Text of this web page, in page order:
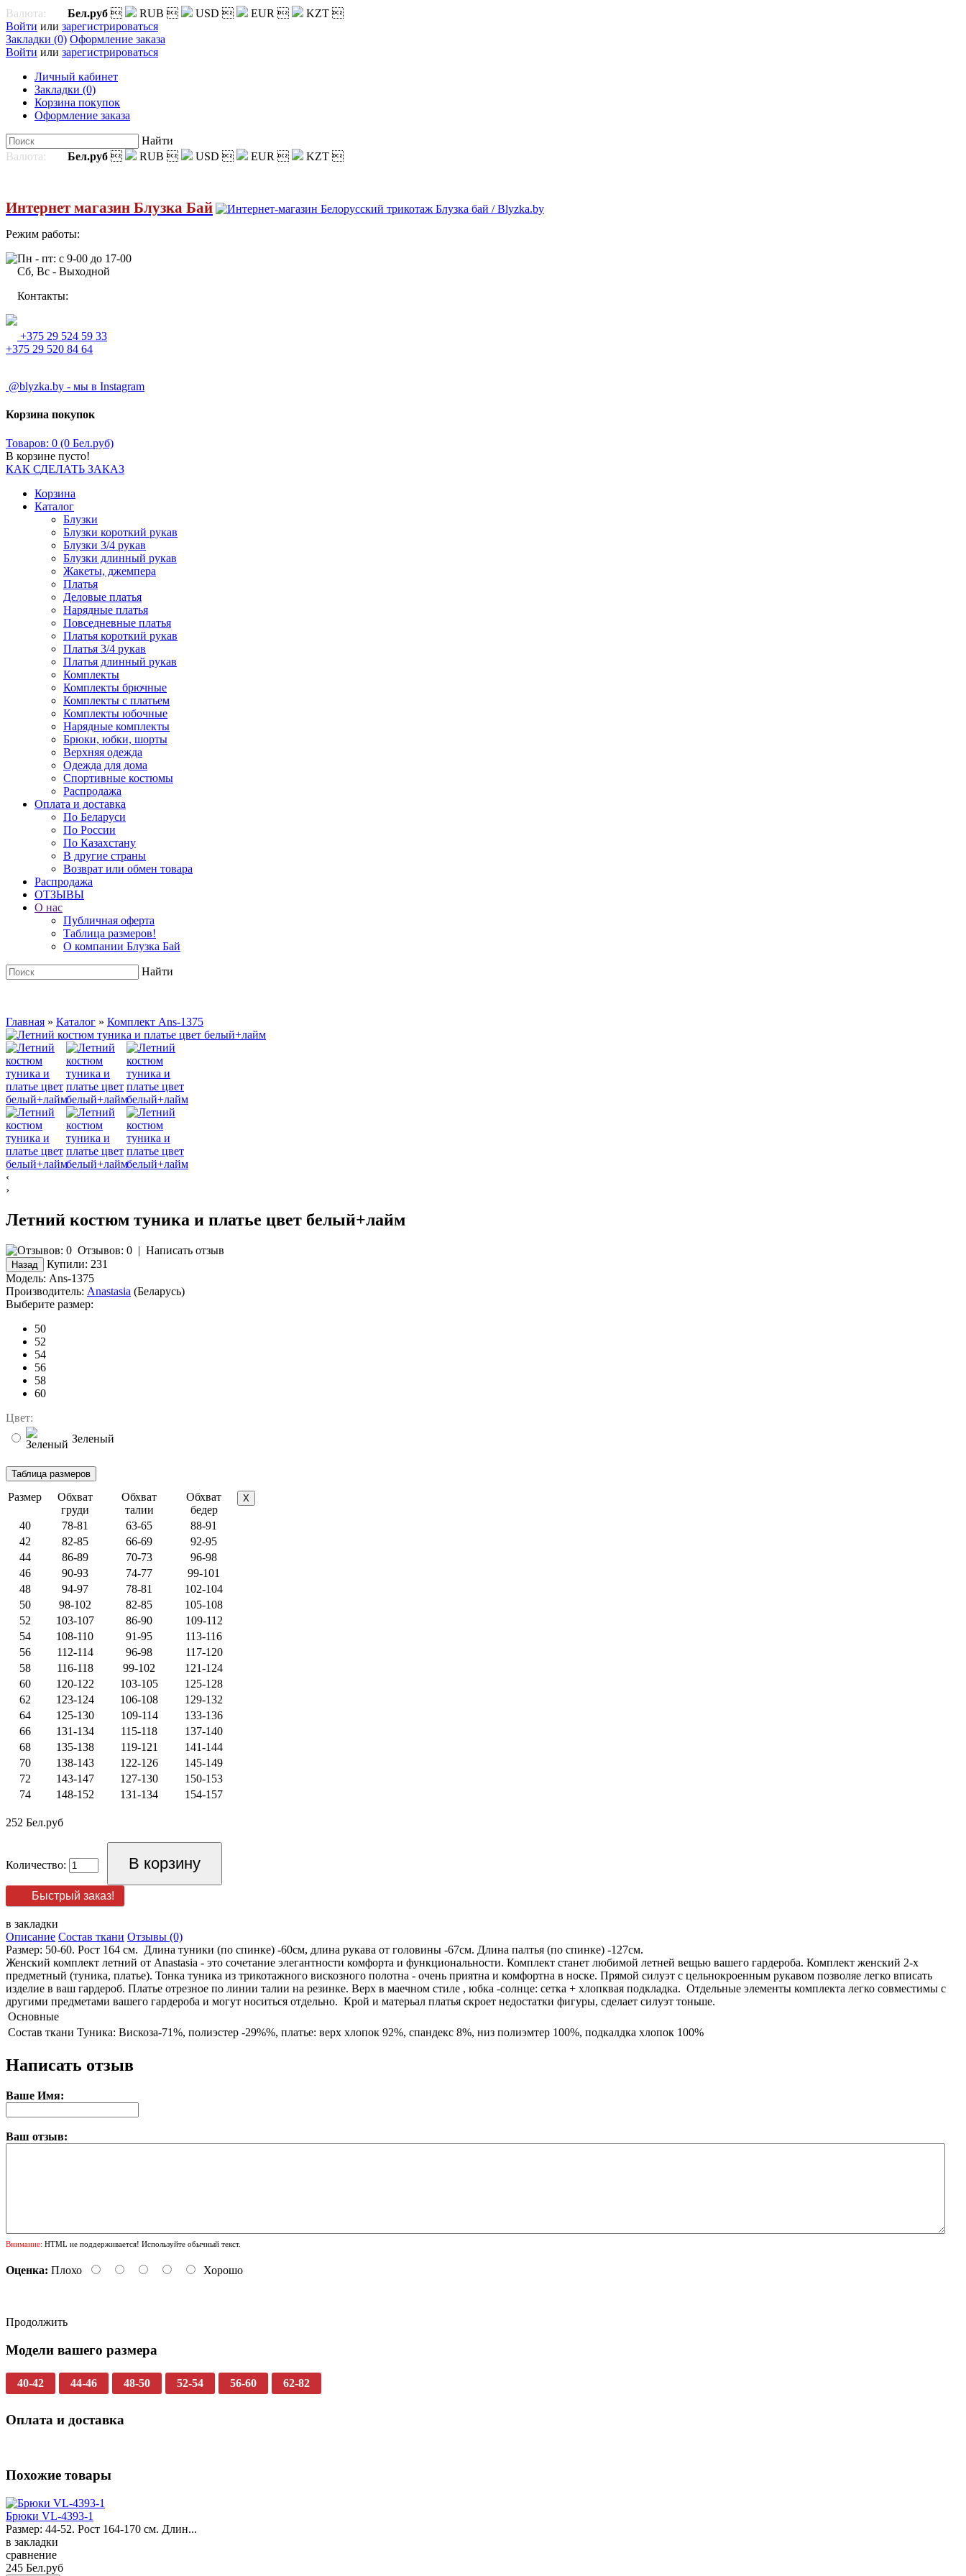
Валюта: Бел.руб  RUB  USD  EUR  KZT 
Войти или зарегистрироваться
Закладки (0) Оформление заказа
Войти или зарегистрироваться
Личный кабинет
Закладки (0)
Корзина покупок
Оформление заказа
Найти
Валюта:
Бел.руб  RUB  USD  EUR  KZT 
Интернет магазин Блузка Бай
Режим работы:
Пн - пт: с 9-00 до 17-00
Сб, Вс - Выходной
Контакты:
+375 29 524 59 33
+375 29 520 84 64
@blyzka.by - мы в Instagram
Корзина покупок
Товаров: 0 (0 Бел.руб)
В корзине пусто!
КАК СДЕЛАТЬ ЗАКАЗ
Корзина
Каталог
Блузки
Блузки короткий рукав
Блузки 3/4 рукав
Блузки длинный рукав
Жакеты, джемпера
Платья
Деловые платья
Нарядные платья
Повседневные платья
Платья короткий рукав
Платья 3/4 рукав
Платья длинный рукав
Комплекты
Комплекты брючные
Комплекты с платьем
Комплекты юбочные
Нарядные комплекты
Брюки, юбки, шорты
Верхняя одежда
Одежда для дома
Спортивные костюмы
Распродажа
Оплата и доставка
По Беларуси
По России
По Казахстану
В другие страны
Возврат или обмен товара
Распродажа
ОТЗЫВЫ
О нас
Публичная оферта
Таблица размеров!
О компании Блузка Бай
Найти
Главная » Каталог » Комплект Ans-1375
‹
›
Летний костюм туника и платье цвет белый+лайм
Отзывов: 0 | Написать отзыв
Купили: 231
Модель: Ans-1375
Производитель: Anastasia (Беларусь)
Выберите размер:
50
52
54
56
58
60
Цвет:
Зеленый
Размер
Обхват
груди
Обхват
талии
Обхват
бедер
X
40 78-81 63-65
88-91
42
82-85 66-69
92-95
44
86-89 70-73
96-98
46
90-93 74-77
99-101
48
94-97 78-81
102-104
50
98-102 82-85
105-108
52
103-107 86-90
109-112
54
108-110 91-95
113-116
56
112-114 96-98
117-120
58
116-118 99-102
121-124
60
120-122 103-105
125-128
62
123-124 106-108
129-132
64
125-130 109-114
133-136
66
131-134 115-118
137-140
68
135-138 119-121
141-144
70
138-143 122-126
145-149
72
143-147 127-130
150-153
74
148-152 131-134 154-157
252 Бел.руб
Количество:
Быстрый заказ!
в закладки
Описание Состав ткани Отзывы (0)
Размер: 50-60. Рост 164 см. Длина туники (по спинке) -60см, длина рукава от головины -67см. Длина палтья (по спинке) -127см.
Женский комплект летний от Anastasia - это сочетание элегантности комфорта и функциональности. Комплект станет любимой летней вещью вашего гардероба. Комплект женский 2-х
предметный (туника, платье). Тонка туника из трикотажного вискозного полотна - очень приятна и комфортна в носке. Прямой силуэт с цельнокроенным рукавом позволяе легко вписать
изделие в ваш гардероб. Платье отрезное по линии талии на резинке. Верх в маечном стиле , юбка -солнце: сетка + хлопквая подкладка. Отдельные элементы комплекта легко совместимы с
другими предметами вашего гардероба и могут носиться отдельно. Крой и матерьал платья скроет недостатки фигуры, сделает силуэт тоньше.
Основные
Состав ткани Туника: Вискоза-71%, полиэстер -29%%, платье: верх хлопок 92%, спандекс 8%, низ полиэмтер 100%, подкалдка хлопок 100%
Написать отзыв
Ваше Имя:
Ваш отзыв:
Внимание: HTML не поддерживается! Используйте обычный текст.
Оценка: Плохо Хорошо
Продолжить
Модели вашего размера
40-42 44-46 48-50 52-54 56-60 62-82
Оплата и доставка
Похожие товары
Брюки VL-4393-1
Размер: 44-52. Рост 164-170 см. Длин...
в закладки
сравнение
245 Бел.руб